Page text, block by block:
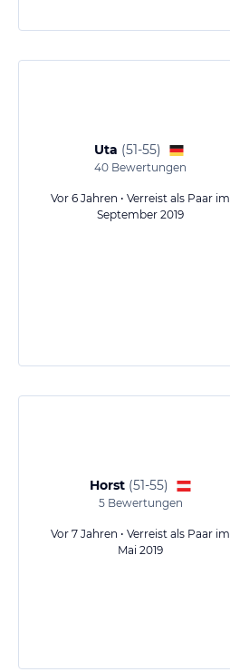
Uta (51-55)
40 Bewertungen
Vor 6 Jahren • Verreist als Paar im
September 2019
Horst (51-55)
5Bewertungen
Vor 7 Jahren • Verreist als Paar im
Mai 2019